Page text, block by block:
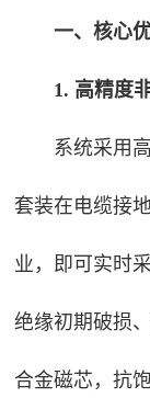
一、核心
1. 高精度
系统采用
套装在电缆接
业，即可实时
绝缘初期破损
合金磁芯，抗